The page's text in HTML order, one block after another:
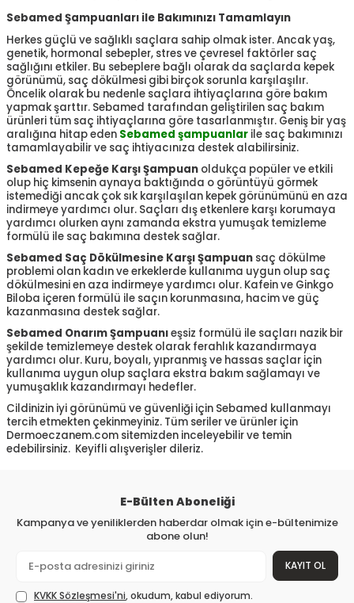
Sebamed Şampuanları ile Bakımınızı Tamamlayın
Herkes güçlü ve sağlıklı saçlara sahip olmak ister. Ancak yaş,
genetik, hormonal sebepler, stres ve çevresel faktörler saç
sağlığını etkiler. Bu sebeplere bağlı olarak da saçlarda kepek
görünümü, saç dökülmesi gibi birçok sorunla karşılaşılır.
Öncelik olarak bu nedenle saçlara ihtiyaçlarına göre bakım
yapmak şarttır. Sebamed tarafından geliştirilen saç bakım
ürünleri tüm saç ihtiyaçlarına göre tasarlanmıştır. Geniş bir yaş
aralığına hitap eden Sebamed şampuanlar ile saç bakımınızı
tamamlayabilir ve saç ihtiyacınıza destek alabilirsiniz.
Sebamed Kepeğe Karşı Şampuan oldukça popüler ve etkili
olup hiç kimsenin aynaya baktığında o görüntüyü görmek
istemediği ancak çok sık karşılaşılan kepek görünümünü en aza
indirmeye yardımcı olur. Saçları dış etkenlere karşı korumaya
yardımcı olurken aynı zamanda ekstra yumuşak temizleme
formülü ile saç bakımına destek sağlar.
Sebamed Saç Dökülmesine Karşı Şampuan saç dökülme
problemi olan kadın ve erkeklerde kullanıma uygun olup saç
dökülmesini en aza indirmeye yardımcı olur. Kafein ve Ginkgo
Biloba içeren formülü ile saçın korunmasına, hacim ve güç
kazanmasına destek sağlar.
Sebamed Onarım Şampuanıeşsiz formülü ile saçları nazik bir
şekilde temizlemeye destek olarak ferahlık kazandırmaya
yardımcı olur. Kuru, boyalı, yıpranmış ve hassas saçlar için
kullanıma uygun olup saçlara ekstra bakım sağlamayı ve
yumuşaklık kazandırmayı hedefler.
Cildinizin iyi görünümü ve güvenliği için Sebamed kullanmayı
tercih etmekten çekinmeyiniz. Tüm seriler ve ürünler için
Dermoeczanem.com sitemizden inceleyebilir ve temin
edebilirsiniz. Keyifli alışverişler dileriz.
E-Bülten Aboneliği
Kampanya ve yeniliklerden haberdar olmak için e-bültenimize
abone olun!
KAYIT OL
KVKK Sözleşmesi'ni, okudum, kabul ediyorum.